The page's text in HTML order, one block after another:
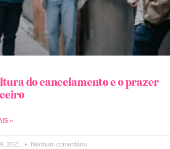
do cancelamento e o prazer
»
2021 Nenhum comentário